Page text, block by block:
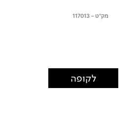
מק"ט – 117013
לקופה